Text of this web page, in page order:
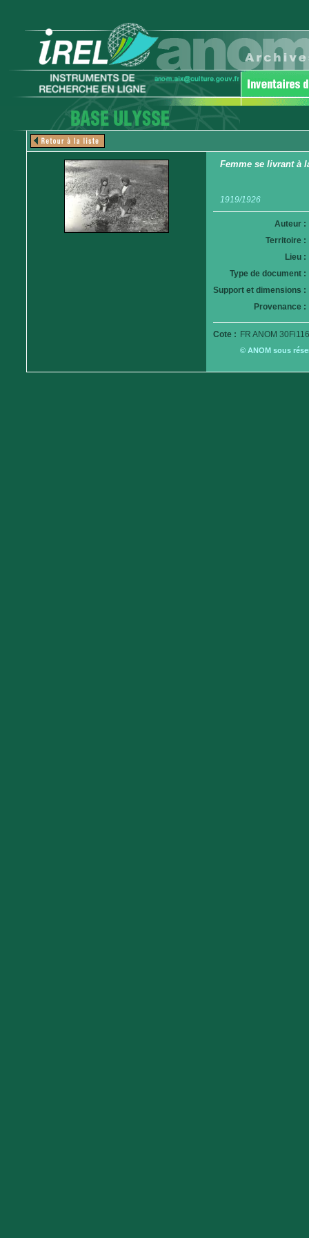
Femme se livrant à
1919/1926
Auteur :
Territoire :
Lieu :
Type de document :
Support et dimensions :
Provenance :
Cote : FR ANOM
© ANOM sous